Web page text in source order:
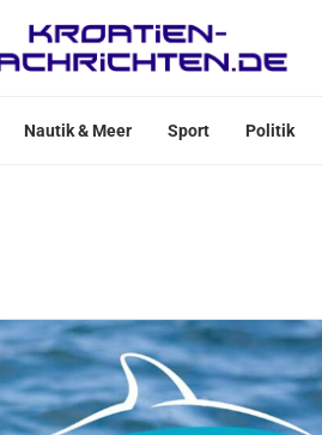
Nautik & Meer Sport Politik